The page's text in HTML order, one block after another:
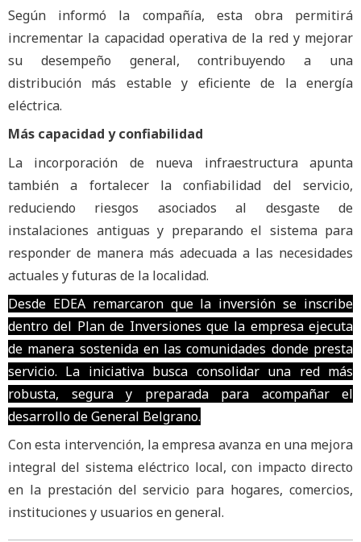
Según informó la compañía, esta obra permitirá
incrementar la capacidad operativa de la red y mejorar
su desempeño general, contribuyendo a una
distribución más estable y eficiente de la energía
eléctrica.
Más capacidad y confiabilidad
La incorporación de nueva infraestructura apunta
también a fortalecer la confiabilidad del servicio,
reduciendo riesgos asociados al desgaste de
instalaciones antiguas y preparando el sistema para
responder de manera más adecuada a las necesidades
actuales y futuras de la localidad.
Desde EDEA remarcaron que la inversión se inscribe
dentro del Plan de Inversiones que la empresa ejecuta
de manera sostenida en las comunidades donde presta
servicio. La iniciativa busca consolidar una red más
robusta, segura y preparada para acompañar el
desarrollo de General Belgrano.
Con esta intervención, la empresa avanza en una mejora
integral del sistema eléctrico local, con impacto directo
en la prestación del servicio para hogares, comercios,
instituciones y usuarios en general.